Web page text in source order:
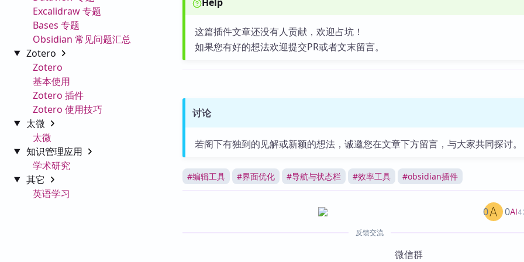
Excalidraw 专题
Bases 专题
Obsidian 常见问题汇总
Zotero
Zotero
基本使用
Zotero 插件
Zotero 使用技巧
太微
太微
知识管理应用
学术研究
其它
英语学习
这篇插件文章还没有人贡献，欢迎占坑！
如果您有好的想法欢迎提交PR或者文末留言。
讨论
若阁下有独到的见解或新颖的想法，诚邀您在文章下方留言，与大家共同探讨。
#编辑工具 #界面优化 #导航与状态栏 #效率工具 #obsidian插件
AI
0 0
反馈交流
微信群